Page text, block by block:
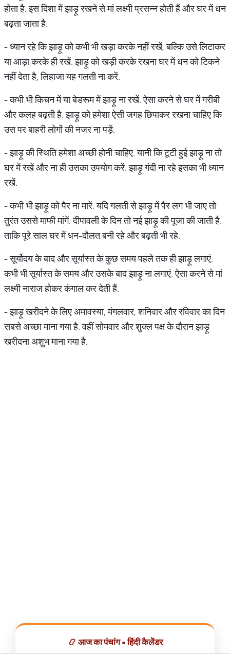
होता है. इस दिशा में झाड़ू रखने से मां लक्ष्‍मी प्रसन्‍न होती हैं और घर में धन
बढ़ता जाता है.
- ध्‍यान रहे कि झाड़ू को कभी भी खड़ा करके नहीं रखें, बल्कि उसे लिटाकर
या आड़ा करके ही रखें. झाड़ू को खड़ी करके रखना घर में धन को टिकने
नहीं देता है, लिहाजा यह गलती ना करें.
- कभी भी किचन में या बेडरूम में झाड़ू ना रखें. ऐसा करने से घर में गरीबी
और कलह बढ़ती है. झाड़ू को हमेशा ऐसी जगह छिपाकर रखना चाहिए कि
उस पर बाहरी लोगों की नजर ना पड़ें.
- झाड़ू की स्थिति हमेशा अच्‍छी होनी चाहिए. यानी कि टूटी हुई झाड़ू ना तो
घर में रखें और ना ही उसका उपयोग करें. झाड़ू गंदी ना रहे इसका भी ध्‍यान
रखें.
- कभी भी झाड़ू को पैर ना मारें. यदि गलती से झाड़ू में पैर लग भी जाए तो
तुरंत उससे माफी मांगें. दीपावली के दिन तो नई झाड़ू की पूजा की जाती है.
ताकि पूरे साल घर में धन-दौलत बनी रहे और बढ़ती भी रहे.
- सूर्योदय के बाद और सूर्यास्त के कुछ समय पहले तक ही झाड़ू लगाएं.
कभी भी सूर्यास्‍त के समय और उसके बाद झाड़ू ना लगाएं. ऐसा करने से मां
लक्ष्‍मी नाराज होकर कंगाल कर देती हैं.
- झाड़ू खरीदने के लिए अमावस्या, मंगलवार, शनिवार और रविवार का दिन
सबसे अच्छा माना गया है. वहीं सोमवार और शुक्ल पक्ष के दौरान झाड़ू
खरीदना अशुभ माना गया है.
📿 आज का पंचांग • हिंदी कैलेंडर